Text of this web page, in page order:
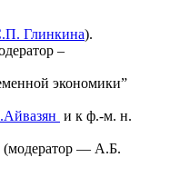
Глинкина).
–
экономики”
и к ф.-м. н.
(модератор — А.Б.